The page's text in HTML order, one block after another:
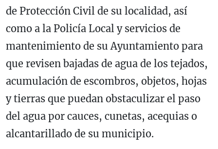
de Protección Civil de su localidad, así
como a la Policía Local y servicios de
mantenimiento de su Ayuntamiento para
que revisen bajadas de agua de los tejados,
acumulación de escombros, objetos, hojas
y tierras que puedan obstaculizar el paso
del agua por cauces, cunetas, acequias o
alcantarillado de su municipio.